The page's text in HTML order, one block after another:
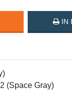
IN
(Space Gray)